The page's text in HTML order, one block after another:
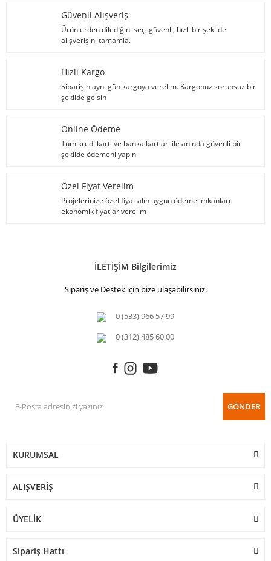
Güvenli Alışveriş
Ürünlerden dilediğini seç, güvenli, hızlı bir şekilde
alışverişini tamamla.
Hızlı Kargo
Siparişin aynı gün kargoya verelim. Kargonuz sorunsuz bir
şekilde gelsin
Online Ödeme
Tüm kredi kartı ve banka kartları ile anında güvenli bir
şekilde ödemeni yapın
Özel Fiyat Verelim
Projelerinize özel fiyat alın uygun ödeme imkanları
ekonomik fiyatlar verelim
İLETİŞİM Bilgilerimiz
Sipariş ve Destek için bize ulaşabilirsiniz.
0 (533) 966 57 99
0 (312) 485 60 00
GÖNDER
KURUMSAL
ALIŞVERİŞ
ÜYELİK
Sipariş Hattı